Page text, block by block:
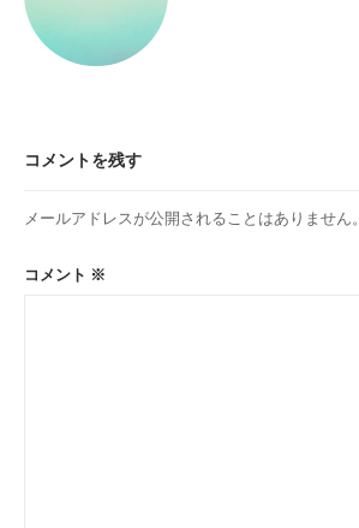
シ
ン
コメントを残す
メールアドレスが公開されることはありません。
コメント ※